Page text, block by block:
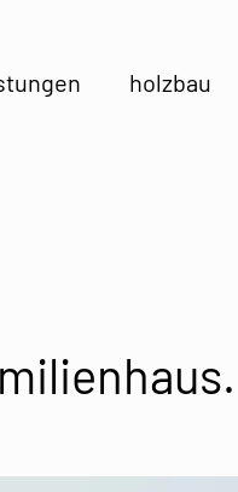
holzbau